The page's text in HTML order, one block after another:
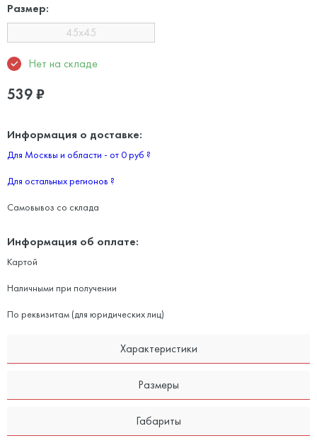
Размер:
45х45
Нет на складе
539₽
Информация о доставке:
Для Москвы и области - от 0 руб ?
Для остальных регионов ?
Самовывоз со склада
Информация об оплате:
Картой
Наличными при получении
По реквизитам (для юридических лиц)
Характеристики
Размеры
Габариты